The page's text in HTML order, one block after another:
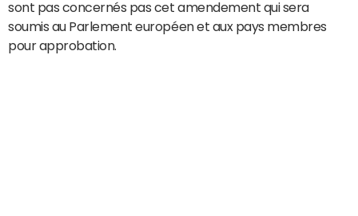
sont pas concernés pas cet amendement qui sera
soumis au Parlement européen et aux pays membres
pour approbation.